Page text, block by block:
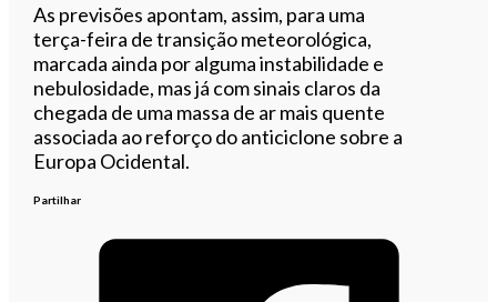
As previsões apontam, assim, para uma
terça-feira de transição meteorológica,
marcada ainda por alguma instabilidade e
nebulosidade, mas já com sinais claros da
chegada de uma massa de ar mais quente
associada ao reforço do anticiclone sobre a
Europa Ocidental.
Partilhar